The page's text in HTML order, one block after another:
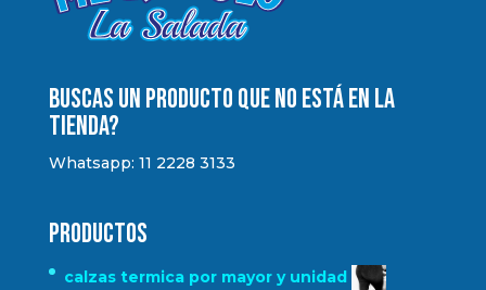
Buscas un producto que no está en la
tienda?
Whatsapp: 11 2228 3133
Productos
calzas termica por mayor y unidad